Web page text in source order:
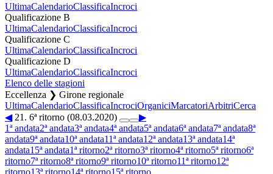
UltimaCalendarioClassificaIncroci
Qualificazione B
UltimaCalendarioClassificaIncroci
Qualificazione C
UltimaCalendarioClassificaIncroci
Qualificazione D
UltimaCalendarioClassificaIncroci
Elenco delle stagioni
Eccellenza ❯ Girone regionale
UltimaCalendarioClassificaIncrociOrganiciMarcatoriArbitriCerca
◀21. 6ª ritorno (08.03.2020)
▶
1ª andata2ª andata3ª andata4ª andata5ª andata6ª andata7ª andata8ª
andata9ª andata10ª andata11ª andata12ª andata13ª andata14ª
andata15ª andata1ª ritorno2ª ritorno3ª ritorno4ª ritorno5ª ritorno6ª
ritorno7ª ritorno8ª ritorno9ª ritorno10ª ritorno11ª ritorno12ª
ritorno13ª ritorno14ª ritorno15ª ritorno